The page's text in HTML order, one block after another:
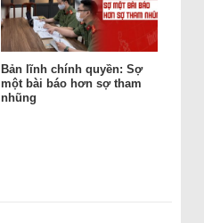
Bản lĩnh chính quyền: Sợ
một bài báo hơn sợ tham
nhũng